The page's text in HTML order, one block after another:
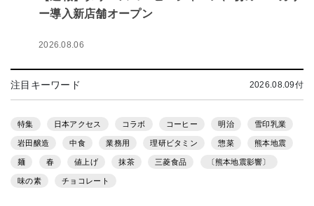
ー導入新店舗オープン
2026.08.06
注目キーワード 2026.08.09付
特集 日本アクセス コラボ コーヒー 明治 雪印乳業
岩田醸造 中食 業務用 理研ビタミン 惣菜 熊本地震
麺 春 値上げ 抹茶 三菱食品 〔熊本地震影響〕
味の素 チョコレート